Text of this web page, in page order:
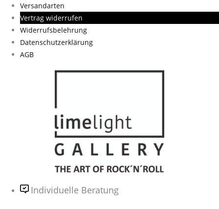
Versandarten
Vertrag widerrufen
Widerrufsbelehrung
Datenschutzerklärung
AGB
Individuelle Beratung